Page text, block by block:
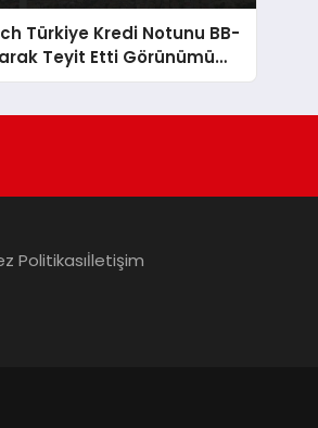
Türkiye Kredi Notunu BB-
Teyit Etti Görünümü
Politikasıİletişim